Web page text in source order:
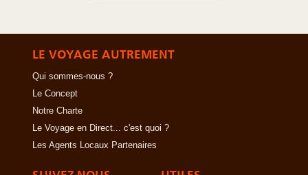
LE VOYAGE AUTREMENT
Qui sommes-nous ?
Le Concept
Notre Charte
Le Voyage en Direct... c'est quoi ?
Les Agents Locaux Partenaires